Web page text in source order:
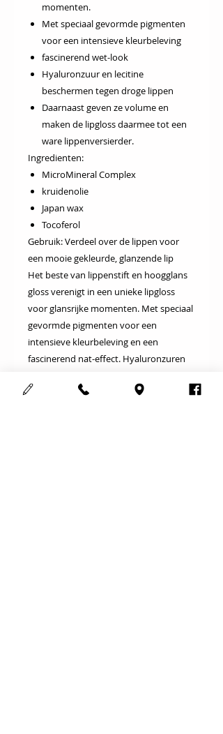
momenten.
Met speciaal gevormde pigmenten
voor een intensieve kleurbeleving
fascinerend wet-look
Hyaluronzuur en lecitine
beschermen tegen droge lippen
Daarnaast geven ze volume en
maken de lipgloss daarmee tot een
ware lippenversierder.
Ingredienten:
MicroMineral Complex
kruidenolie
Japan wax
Tocoferol
Gebruik: Verdeel over de lippen voor
een mooie gekleurde, glanzende lip
Het beste van lippenstift en hoogglans
gloss verenigt in een unieke lipgloss
voor glansrijke momenten. Met speciaal
gevormde pigmenten voor een
intensieve kleurbeleving en een
fascinerend nat-effect. Hyaluronzuren
lippen, geven volume en maken de